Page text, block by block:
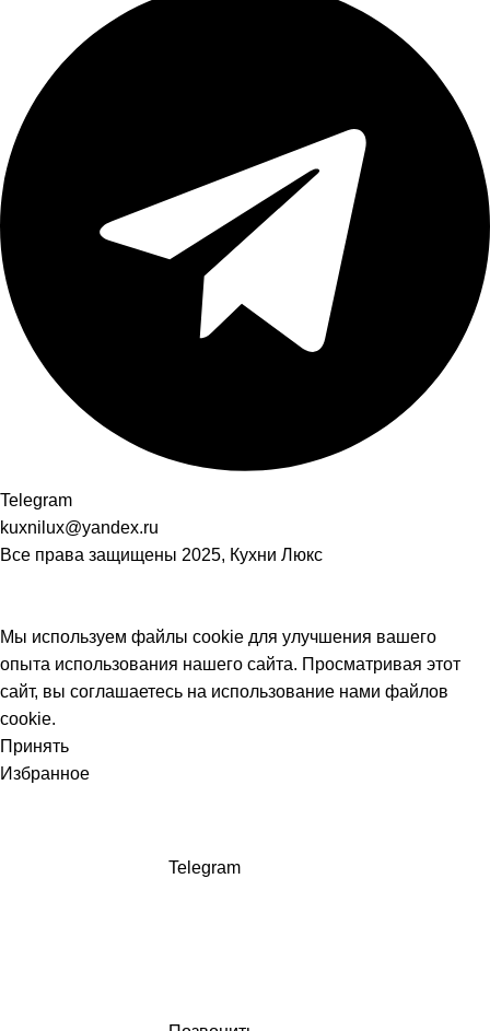
Telegram
kuxnilux@yandex.ru
Все права защищены 2025, Кухни Люкс
Мы используем файлы cookie для улучшения вашего
опыта использования нашего сайта. Просматривая этот
сайт, вы соглашаетесь на использование нами файлов
cookie.
Принять
Избранное
Telegram